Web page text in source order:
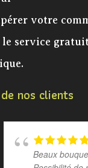
votre
le service
nos clients
Beaux